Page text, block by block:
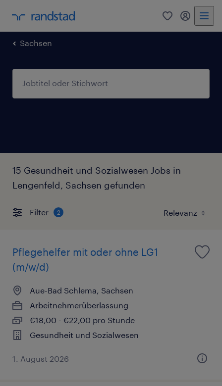
0 Mein
Sachsen
15 Gesundheit und Sozialwesen Jobs in
Lengenfeld, Sachsen gefunden
Filter 2
Pflegehelfer mit oder ohne LG1
(m/w/d)
Aue-Bad Schlema, Sachsen
Arbeitnehmerüberlassung
€18,00 - €22,00 pro Stunde
Gesundheit und Sozialwesen
1. August 2026